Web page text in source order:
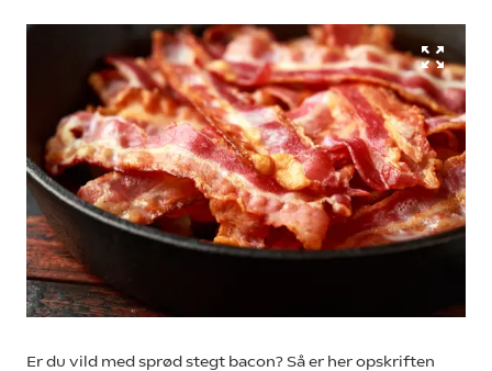
Er du vild med sprød stegt bacon? Så er her opskriften